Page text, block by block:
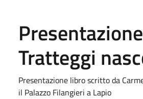
Tratteggi
Presentazione libro scritto da
il Palazzo Filangieri a Lapio